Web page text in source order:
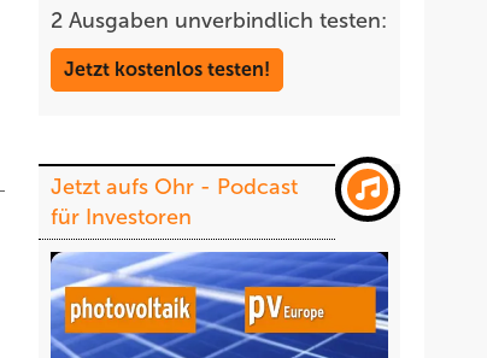
2 Ausgaben unverbindlich testen:
Jetzt kostenlos testen!
Jetzt aufs Ohr - Podcast
für Investoren